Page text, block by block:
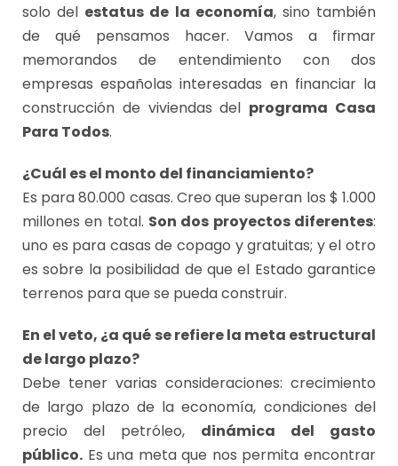
solo del estatus de la economía, sino también
de qué pensamos hacer. Vamos a firmar
memorandos de entendimiento con dos
empresas españolas interesadas en financiar la
construcción de viviendas del programa Casa
Para Todos.
¿Cuál es el monto del financiamiento?
Es para 80.000 casas. Creo que superan los $ 1.000
millones en total. Son dos proyectos diferentes:
uno es para casas de copago y gratuitas; y el otro
es sobre la posibilidad de que el Estado garantice
terrenos para que se pueda construir.
En el veto, ¿a qué se refiere la meta estructural
de largo plazo?
Debe tener varias consideraciones: crecimiento
de largo plazo de la economía, condiciones del
precio del petróleo, dinámica del gasto
público. Es una meta que nos permita encontrar